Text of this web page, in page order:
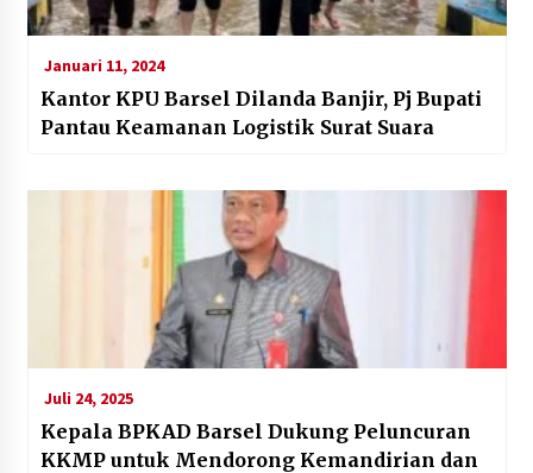
Januari 11, 2024
Kantor KPU Barsel Dilanda Banjir, Pj Bupati
Pantau Keamanan Logistik Surat Suara
Juli 24, 2025
Kepala BPKAD Barsel Dukung Peluncuran
KKMP untuk Mendorong Kemandirian dan